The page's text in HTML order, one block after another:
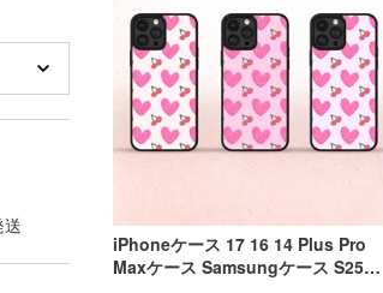
iPhoneケース 17 16 14 Plus Pro
Maxケース Samsungケース S25